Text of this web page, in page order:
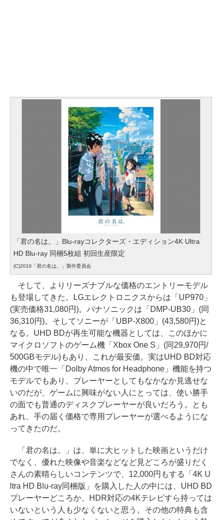
「君の名は。」Blu-rayコレクターズ・エディション4K Ultra
HD Blu-ray 同梱5枚組 初回生産限定
(C)2016「君の名は。」製作委員会
そして、よりリーズナブルな価格のエントリーモデル
も登場してきた。LGエレクトロニクスからは「UP970」
(実売価格31,080円)。パナソニックは「DMP-UB30」(同
36,310円)。そしてソニーが「UBP-X800」(43,580円)と
なる。UHD BDが再生可能な機器としては、このほかに
マイクロソフトのゲーム機「Xbox One S」(同29,970円/
500GBモデル)もあり、これが最安価。実はUHD BD対応
機の中で唯一「Dolby Atmos for Headphone」機能を持つ
モデルでもあり、プレーヤーとしてもなかなか見逃せな
いのだが、ゲームに興味がない人にとっては、使い勝手
の面でも普通のディスクプレーヤーが良いだろう。とも
あれ、手の届く価格で専用プレーヤーが選べるようにな
ってきたのだ。
「君の名は。」は、単に大ヒットした映画というだけ
でなく、優れた映像や音楽などなど見どころが盛りだく
さんの素晴らしいコンテンツで、12,000円もする「4K U
ltra HD Blu-ray同梱版」を購入した人の中には、UHD BD
プレーヤーどころか、HDR対応の4Kテレビすら持っては
いないという人も少なくないと思う。その他の特典も含